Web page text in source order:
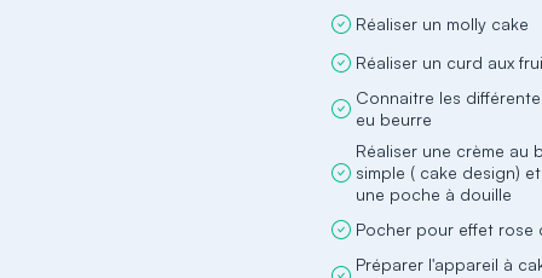
Réaliser un molly cake
Réaliser un curd aux
Connaitre les
eu beurre
Réaliser une crème au
simple ( cake design)
une poche à douille
Pocher pour effet rose
Préparer l'appareil à